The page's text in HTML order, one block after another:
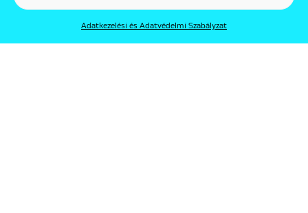
Adatkezelési és Adatvédelmi Szabályzat